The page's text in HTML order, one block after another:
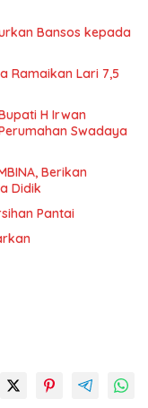
Bansos kepada
Ramaikan Lari 7,5
H Irwan
Swadaya
Berikan
Didik
Pantai